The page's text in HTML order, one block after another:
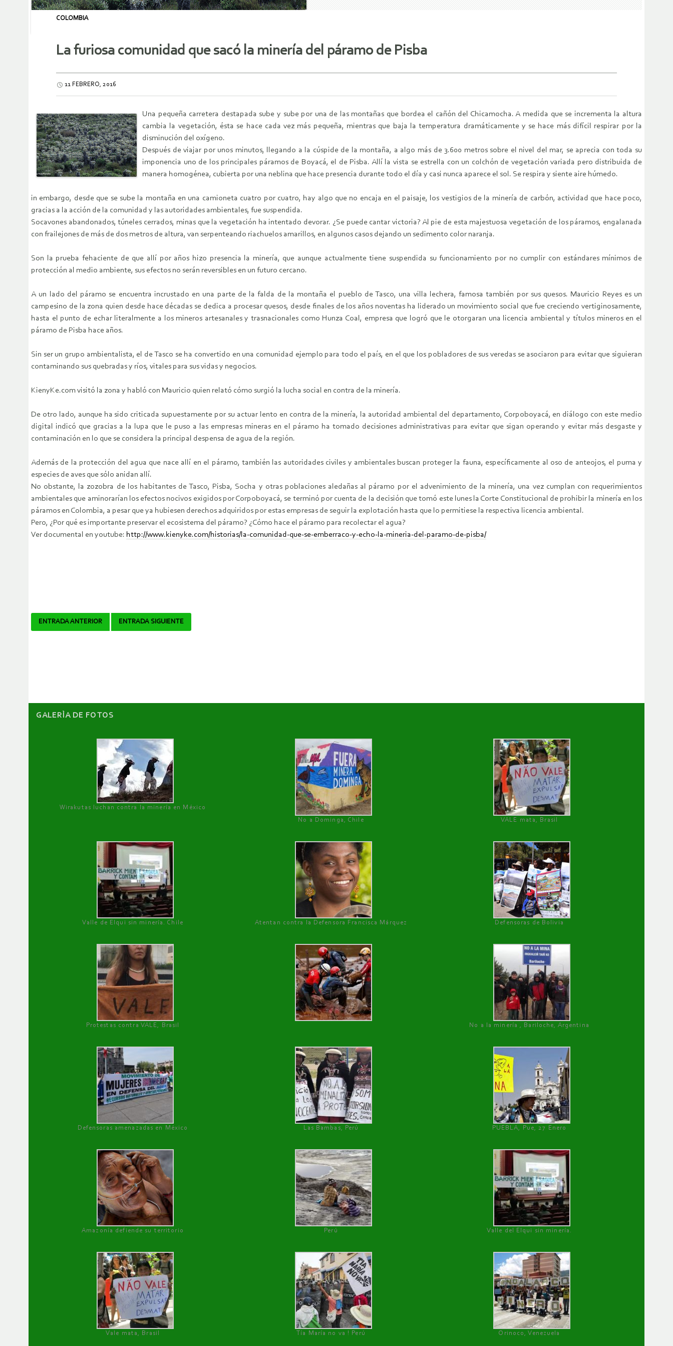
COLOMBIA
La furiosa comunidad que sacó la minería del páramo de Pisba
11 FEBRERO, 2016
Una pequeña carretera destapada sube y sube por una de las montañas que bordea el cañón del Chicamocha. A medida que se incrementa la altura
cambia la vegetación, ésta se hace cada vez más pequeña, mientras que baja la temperatura dramáticamente y se hace más difícil respirar por la
disminución del oxígeno.
Después de viajar por unos minutos, llegando a la cúspide de la montaña, a algo más de 3.600 metros sobre el nivel del mar, se aprecia con toda su
imponencia uno de los principales páramos de Boyacá, el de Pisba. Allí la vista se estrella con un colchón de vegetación variada pero distribuida de
manera homogénea, cubierta por una neblina que hace presencia durante todo el día y casi nunca aparece el sol. Se respira y siente aire húmedo.
in embargo, desde que se sube la montaña en una camioneta cuatro por cuatro, hay algo que no encaja en el paisaje, los vestigios de la minería de carbón, actividad que hace poco,
gracias a la acción de la comunidad y las autoridades ambientales, fue suspendida.
Socavones abandonados, túneles cerrados, minas que la vegetación ha intentado devorar. ¿Se puede cantar victoria? Al pie de esta majestuosa vegetación de los páramos, engalanada
con frailejones de más de dos metros de altura, van serpenteando riachuelos amarillos, en algunos casos dejando un sedimento color naranja.
Son la prueba fehaciente de que allí por años hizo presencia la minería, que aunque actualmente tiene suspendida su funcionamiento por no cumplir con estándares mínimos de
protección al medio ambiente, sus efectos no serán reversibles en un futuro cercano.
A un lado del páramo se encuentra incrustado en una parte de la falda de la montaña el pueblo de Tasco, una villa lechera, famosa también por sus quesos. Mauricio Reyes es un
campesino de la zona quien desde hace décadas se dedica a procesar quesos, desde finales de los años noventas ha liderado un movimiento social que fue creciendo vertiginosamente,
hasta el punto de echar literalmente a los mineros artesanales y trasnacionales como Hunza Coal, empresa que logró que le otorgaran una licencia ambiental y títulos mineros en el
páramo de Pisba hace años.
Sin ser un grupo ambientalista, el de Tasco se ha convertido en una comunidad ejemplo para todo el país, en el que los pobladores de sus veredas se asociaron para evitar que siguieran
contaminando sus quebradas y ríos, vitales para sus vidas y negocios.
KienyKe.com visitó la zona y habló con Mauricio quien relató cómo surgió la lucha social en contra de la minería.
De otro lado, aunque ha sido criticada supuestamente por su actuar lento en contra de la minería, la autoridad ambiental del departamento, Corpoboyacá, en diálogo con este medio
digital indicó que gracias a la lupa que le puso a las empresas mineras en el páramo ha tomado decisiones administrativas para evitar que sigan operando y evitar más desgaste y
contaminación en lo que se considera la principal despensa de agua de la región.
Además de la protección del agua que nace allí en el páramo, también las autoridades civiles y ambientales buscan proteger la fauna, específicamente al oso de anteojos, el puma y
especies de aves que sólo anidan allí.
No obstante, la zozobra de los habitantes de Tasco, Pisba, Socha y otras poblaciones aledañas al páramo por el advenimiento de la minería, una vez cumplan con requerimientos
ambientales que aminorarían los efectos nocivos exigidos por Corpoboyacá, se terminó por cuenta de la decisión que tomó este lunes la Corte Constitucional de prohibir la minería en los
páramos en Colombia, a pesar que ya hubiesen derechos adquiridos por estas empresas de seguir la explotación hasta que lo permitiese la respectiva licencia ambiental.
Pero, ¿Por qué es importante preservar el ecosistema del páramo? ¿Cómo hace el páramo para recolectar el agua?
Ver documental en youtube: http://www.kienyke.com/historias/la-comunidad-que-se-emberraco-y-echo-la-mineria-del-paramo-de-pisba/
Navegador
ENTRADA ANTERIOR ENTRADA SIGUIENTE
GALERÌA DE FOTOS
Wirakutas luchan contra la minería en México
No a Dominga, Chile
VALE mata, Brasil
Valle de Elqui sin minería. Chile Atentan contra la Defensora Francisca Márquez Defensoras de Bolivia
Protestas contra VALE, Brasil No a la minería , Bariloche, Argentina
Defensoras amenazadas en México Las Bambas, Perú PUEBLA, Pue, 27 Enero
Amazonía defiende su territorio Perú Valle del Elqui sin minería.
Vale mata, Brasil Tía María no va ! Perú Orinoco, Venezuela